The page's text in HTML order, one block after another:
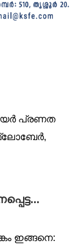
പ്രണത
ഇങ്ങനെ: